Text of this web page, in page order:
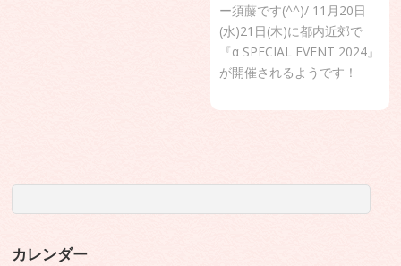
ー須藤です(^^)/ 11月20日
(水)21日(木)に都内近郊で
『α SPECIAL EVENT 2024』
が開催されるようです！
カレンダー